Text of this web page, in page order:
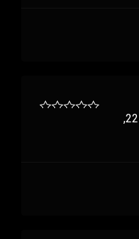
דצמבר 22,